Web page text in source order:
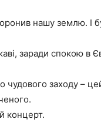
нашу землю. І
заради спокою в
чудового заходу –
концерт.